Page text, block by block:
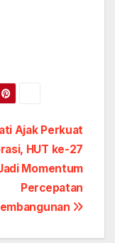
Ajak Perkuat
HUT ke-27
Momentum
Percepatan